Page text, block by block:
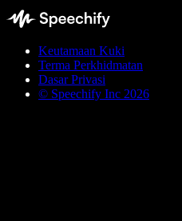
Keutamaan Kuki
Terma Perkhidmatan
Dasar Privasi
© Speechify Inc 2026